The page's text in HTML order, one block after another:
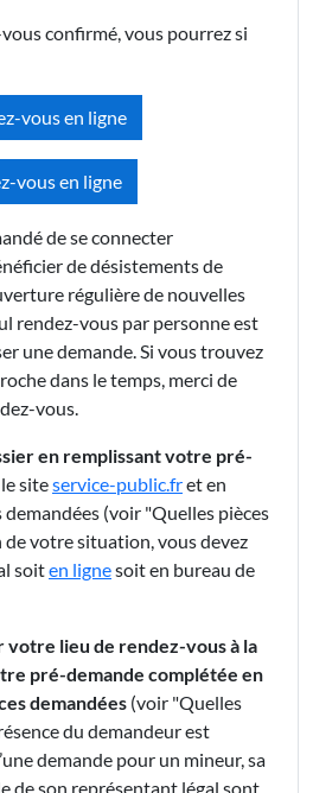
confirmé, vous pourrez si
vous en ligne
vous en ligne
de se connecter
de désistements de
régulière de nouvelles
rendez-vous par personne est
une demande. Si vous trouvez
dans le temps, merci de
vous.
en remplissant votre pré-
siteservice-public.fret en
demandées (voir "Quelles pièces
votre situation, vous devez
soiten lignesoit en bureau de
votre lieu de rendez-vous à la
pré-demande complétée en
demandées (voir "Quelles
du demandeur est
demande pour un mineur, sa
de son représentant légal sont